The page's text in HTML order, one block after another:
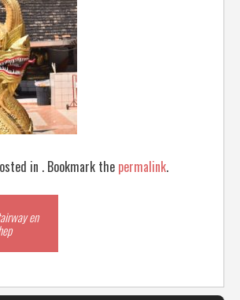
in . Bookmark the permalink.
en